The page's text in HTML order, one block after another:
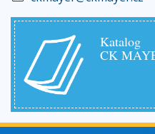
Katalog
CK